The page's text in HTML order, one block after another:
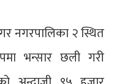
नगरपालिका २ स्थित
भन्सार छली गरी